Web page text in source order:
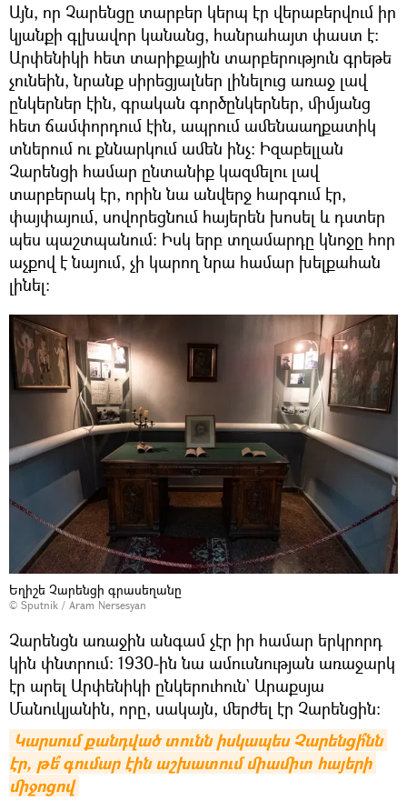
Այն, որ Չարենցը տարբեր կերպ էր վերաբերվում իր
կյանքի գլխավոր կանանց, հանրահայտ փաստ է։
Արփենիկի հետ տարիքային տարբերություն գրեթե
չունեին, նրանք սիրեցյալներ լինելուց առաջ լավ
ընկերներ էին, գրական գործընկերներ, միմյանց
հետ ճամփորդում էին, ապրում ամենաաղքատիկ
տներում ու քննարկում ամեն ինչ։ Իզաբելլան
Չարենցի համար ընտանիք կազմելու լավ
տարբերակ էր, որին նա անվերջ հարգում էր,
փայփայում, սովորեցնում հայերեն խոսել և դստեր
պես պաշտպանում։ Իսկ երբ տղամարդը կնոջը հոր
աչքով է նայում, չի կարող նրա համար խելքահան
լինել։
Եղիշե Չարենցի գրասեղանը
© Sputnik / Aram Nersesyan
Չարենցն առաջին անգամ չէր իր համար երկրորդ
կին փնտրում։ 1930-ին նա ամուսնության առաջարկ
էր արել Արփենիկի ընկերուհուն` Արաքսյա
Մանուկյանին, որը, սակայն, մերժել էր Չարենցին։
Կարսում քանդված տունն իսկապես Չարենցի՞նն
էր, թե՞ գումար էին աշխատում միամիտ հայերի
միջոցով